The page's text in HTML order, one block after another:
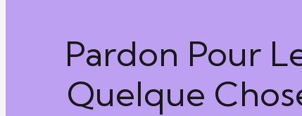
Pardon Pour
Quelque